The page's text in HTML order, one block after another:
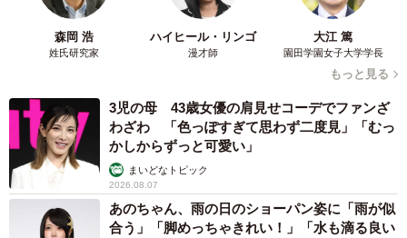
ました。そこで作者のオムニウッチーさんにも話を聞きま
ない…
森岡 浩
姓氏研究家
ハイヒール・リンゴ
漫才師
大江 篤
園田学園女子大学学長
もっと見る
3児の母 43歳女優の肩見せコーデでファンざ
わざわ 「色っぽすぎて思わず二度見」「むっ
かしからずっと可愛い」
まいどなトピック
2026.08.07
あのちゃん、雨の日のショーパン姿に「雨が似
合う」「脚めっちゃきれい！」「水も滴る良い